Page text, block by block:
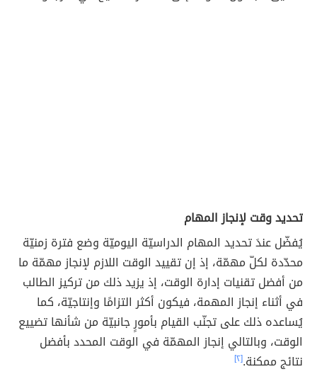
تحديد وقت لإنجاز المهام
يُفضّل عندَ تحديد المهام الدراسيّة اليوميّة وضع فترة زمنيّة
محدّدة لكلّ مهمّة، إذ إن تقييد الوقت اللازم لإنجاز مهمّة ما
من أفضل تقنيات إدارة الوقت، إذ يزيد ذلك من تركيز الطالب
في أثناء إنجاز المهمة، فيكون أكثر التزامًا وإنتاجيّة، كما
يُساعده ذلك على تجنّب القيام بأمورٍ جانبيّة من شأنها تضييع
الوقت، وبالتالي إنجاز المهمّة في الوقت المحدد بأفضل
نتائج ممكنة.[٢]